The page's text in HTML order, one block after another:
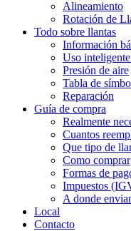
Alineamiento
Rotación de
Todo sobre llantas
Información
Uso
Presión de aire
Tabla de
Reparación
Guía de compra
Realmente
Cuantos
Que tipo de
Como comprar
Formas de
Impuestos
A donde
Local
Contacto